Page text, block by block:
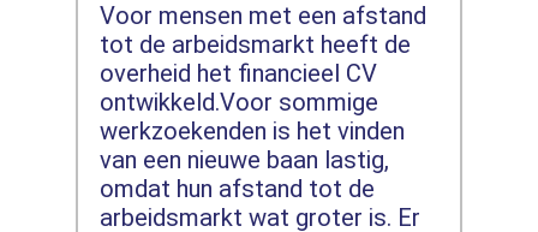
Voor mensen met een afstand
tot de arbeidsmarkt heeft de
overheid het financieel CV
ontwikkeld.Voor sommige
werkzoekenden is het vinden
van een nieuwe baan lastig,
omdat hun afstand tot de
arbeidsmarkt wat groter is. Er